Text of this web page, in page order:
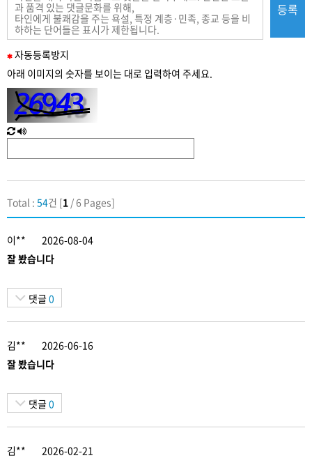
필
수
력
자동등록방지
아래 이미지의 숫자를 보이는 대로 입력하여 주세요.
새
로
침
한
글
성
등록
Total : 54건 [1 / 6 Pages]
이**
2026-08-04
잘 봤습니다
댓글 0
김**
2026-06-16
잘 봤습니다
댓글 0
김**
2026-02-21